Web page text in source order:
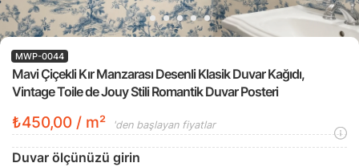
Mavi Çiçekli Kır Manzarası Desenli Klasik Duvar Kağıdı,
Vintage Toile de Jouy Stili Romantik Duvar Posteri
MWP-0044
₺450,00 / m² 'den başlayan fiyatlar
Duvar ölçünüzü girin